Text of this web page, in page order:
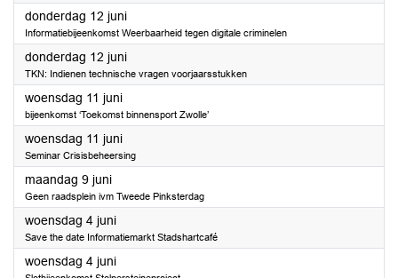
donderdag 12 juni2025
Informatiebijeenkomst Weerbaarheid tegen digitale criminelen
donderdag 12 juni2025
TKN: Indienen technische vragen voorjaarsstukken
woensdag 11 juni2025
bijeenkomst ‘Toekomst binnensport Zwolle’
woensdag 11 juni2025
Seminar Crisisbeheersing
maandag 9 juni2025
Geen raadsplein ivm Tweede Pinksterdag
woensdag 4 juni2025
Save the date Informatiemarkt Stadshartcafé
woensdag 4 juni2025